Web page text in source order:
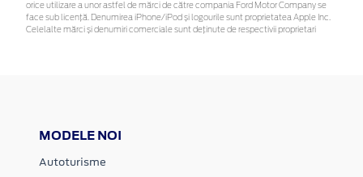
orice utilizare a unor astfel de mărci de către compania Ford Motor Company se
face sub licență. Denumirea iPhone/iPod și logourile sunt proprietatea Apple Inc.
Celelalte mărci și denumiri comerciale sunt deținute de respectivii proprietari
MODELE NOI
Autoturisme